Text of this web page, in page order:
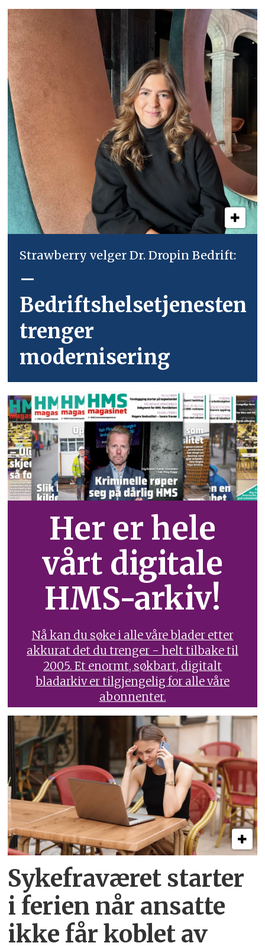
Strawberry velger Dr. Dropin Bedrift:
–
Bedriftshelsetjenesten
trenger
modernisering
Her er hele
vårt digitale
HMS-arkiv!
Nå kan du søke i alle våre blader etter
akkurat det du trenger - helt tilbake til
2005. Et enormt, søkbart, digitalt
bladarkiv er tilgjengelig for alle våre
abonnenter.
Sykefraværet starter
i ferien når ansatte
ikke får koblet av